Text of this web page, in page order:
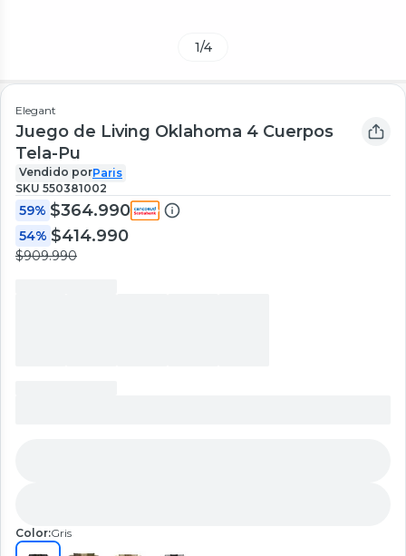
1/4
Elegant
Juego de Living Oklahoma 4 Cuerpos
Tela-Pu
Vendido porParis
SKU 550381002
59% $364.990
54% $414.990
$909.990
Color:Gris